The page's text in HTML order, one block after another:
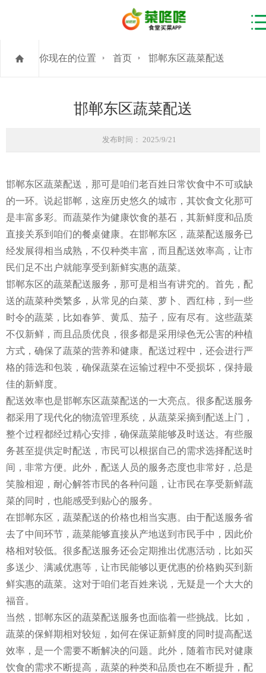
你现在的位置 首页 邯郸东区蔬菜配送
邯郸东区蔬菜配送
发布时间： 2025/9/21
邯郸东区蔬菜配送，那可是咱们老百姓日常饮食中不可或缺
的一环。说起邯郸，这座历史悠久的城市，其饮食文化那可
是丰富多彩。而蔬菜作为健康饮食的基石，其新鲜度和品质
直接关系到咱们的餐桌健康。在邯郸东区，蔬菜配送服务已
经发展得相当成熟，不仅种类丰富，而且配送效率高，让市
民们足不出户就能享受到新鲜实惠的蔬菜。
邯郸东区的蔬菜配送服务，那可是相当有讲究的。首先，配
送的蔬菜种类繁多，从常见的白菜、萝卜、西红柿，到一些
时令的蔬菜，比如春笋、黄瓜、茄子，应有尽有。这些蔬菜
不仅新鲜，而且品质优良，很多都是采用绿色无公害的种植
方式，确保了蔬菜的营养和健康。配送过程中，还会进行严
格的筛选和包装，确保蔬菜在运输过程中不受损坏，保持最
佳的新鲜度。
配送效率也是邯郸东区蔬菜配送的一大亮点。很多配送服务
都采用了现代化的物流管理系统，从蔬菜采摘到配送上门，
整个过程都经过精心安排，确保蔬菜能够及时送达。有些服
务甚至提供定时配送，市民可以根据自己的需求选择配送时
间，非常方便。此外，配送人员的服务态度也非常好，总是
笑脸相迎，耐心解答市民的各种问题，让市民在享受新鲜蔬
菜的同时，也能感受到贴心的服务。
在邯郸东区，蔬菜配送的价格也相当实惠。由于配送服务省
去了中间环节，蔬菜能够直接从产地送到市民手中，因此价
格相对较低。很多配送服务还会定期推出优惠活动，比如买
多送少、满减优惠等，让市民能够以更优惠的价格购买到新
鲜实惠的蔬菜。这对于咱们老百姓来说，无疑是一个大大的
福音。
当然，邯郸东区的蔬菜配送服务也面临着一些挑战。比如，
蔬菜的保鲜期相对较短，如何在保证新鲜度的同时提高配送
效率，是一个需要不断解决的问题。此外，随着市民对健康
饮食的需求不断提高，蔬菜的种类和品质也在不断提升，配